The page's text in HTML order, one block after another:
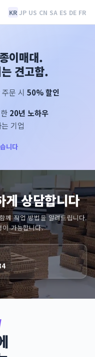
KR JP US CN SA ES DE FR
이매대.
견고함.
문 시 50% 할인
20년 노하우
기업
니다
게 상담합니다
께 작업 방법을 알려드립니다.
가능합니다.